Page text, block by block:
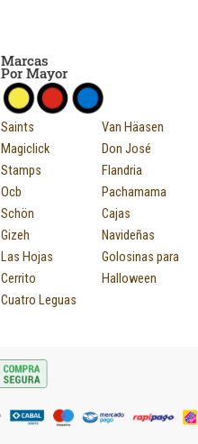
Marcas
Por Mayor
Saints
Magiclick
Stamps
Ocb
Schön
Gizeh
Las Hojas
Cerrito
Cuatro Leguas
Van Häasen
Don José
Flandria
Pachamama
Cajas
Navideñas
Golosinas para
Halloween